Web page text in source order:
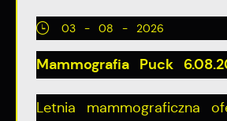
03 - 08 - 2026
Mammografia Puck
Letnia mammograficzna